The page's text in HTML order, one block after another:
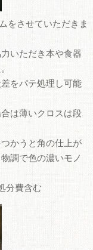
をさせていただきま
いただき本や食器
をパテ処理し可能
は薄いクロスは段
かうと角の仕上が
調で色の濃いモノ
分費含む